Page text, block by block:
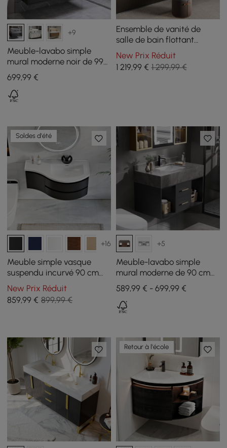
+9
Meuble-lavabo simple
mural moderne noir de 99
cm avec plateau en pierre
frittée et évier
699,99 €
Ensemble de vanité de
salle de bain flottant
moderne à double vasque
avec table de maquillage
en noyer
New Prix Réduit
1 219,99€ 1 299,99 €
Soldes d'été
+16
Meuble simple vasque
suspendu incurvé 90 cm
avec rangement
New Prix Réduit
859,99 € 899,99 €
+5
Meuble-lavabo simple
mural moderne de 90 cm
avec lavabo et plateau en
pierre frittée
589,99 € - 699,99 €
Retour à l'école